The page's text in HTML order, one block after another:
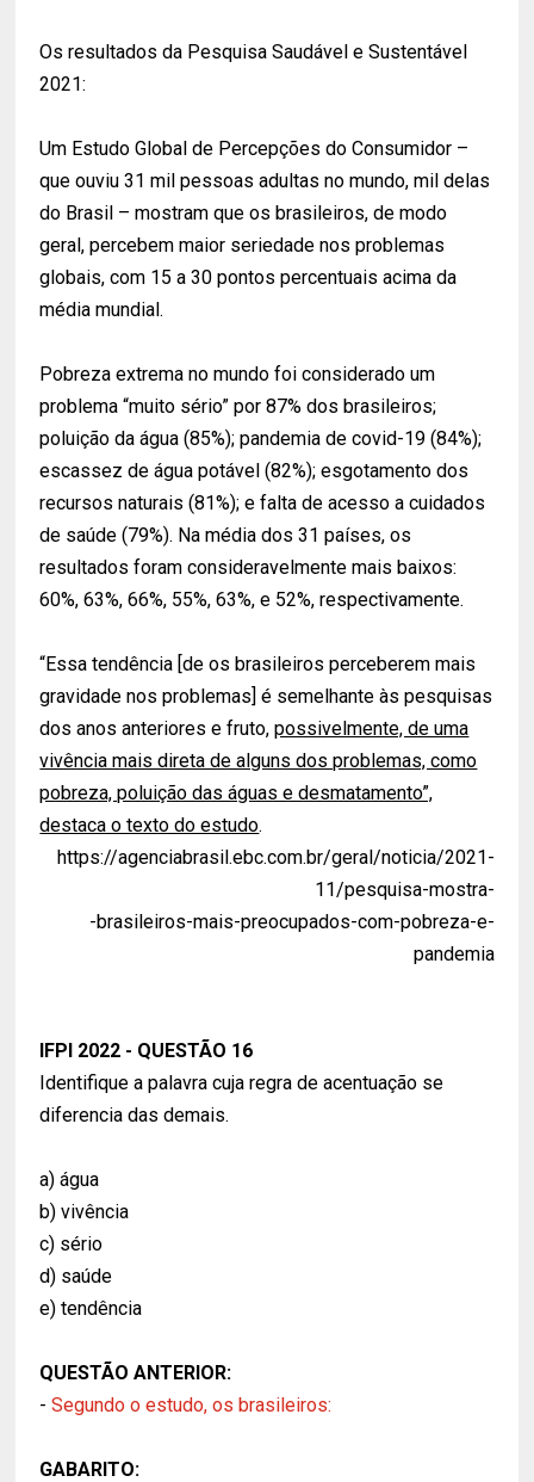
Os resultados da Pesquisa Saudável e Sustentável
2021:
Um Estudo Global de Percepções do Consumidor –
que ouviu 31 mil pessoas adultas no mundo, mil delas
do Brasil – mostram que os brasileiros, de modo
geral, percebem maior seriedade nos problemas
globais, com 15 a 30 pontos percentuais acima da
média mundial.
Pobreza extrema no mundo foi considerado um
problema “muito sério” por 87% dos brasileiros;
poluição da água (85%); pandemia de covid-19 (84%);
escassez de água potável (82%); esgotamento dos
recursos naturais (81%); e falta de acesso a cuidados
de saúde (79%). Na média dos 31 países, os
resultados foram consideravelmente mais baixos:
60%, 63%, 66%, 55%, 63%, e 52%, respectivamente.
“Essa tendência [de os brasileiros perceberem mais
gravidade nos problemas] é semelhante às pesquisas
dos anos anteriores e fruto,possivelmente, de uma
vivência mais direta de alguns dos problemas, como
pobreza, poluição das águas e desmatamento”,
destaca o texto do estudo.
https://agenciabrasil.ebc.com.br/geral/noticia/2021-
11/pesquisa-mostra-
-brasileiros-mais-preocupados-com-pobreza-e-
pandemia
IFPI 2022 - QUESTÃO 16
Identifique a palavra cuja regra de acentuação se
diferencia das demais.
a) água
b) vivência
c) sério
d) saúde
e) tendência
QUESTÃO ANTERIOR:
-Segundo o estudo, os brasileiros:
GABARITO: